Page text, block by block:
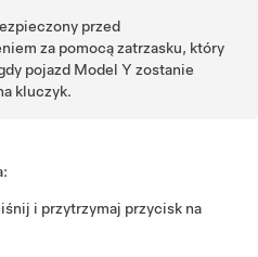
przed
za pomocą zatrzasku, który
pojazd Model Y zostanie
kluczyk.
i przytrzymaj przycisk na